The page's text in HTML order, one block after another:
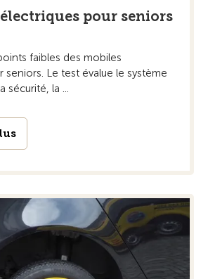
pour seniors
faibles des mobiles
seniors. Le test évalue le système
sécurité, la ...